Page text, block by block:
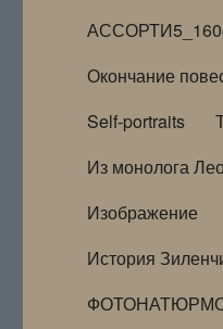
Окончание
Self-portraits
Из монолога
Изображение
История